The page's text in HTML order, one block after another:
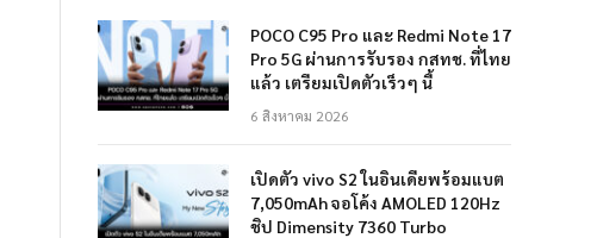
POCO C95 Pro และ Redmi Note 17
Pro 5G ผ่านการรับรอง กสทช. ที่ไทย
แล้ว เตรียมเปิดตัวเร็วๆ นี้
6 สิงหาคม 2026
เปิดตัว vivo S2 ในอินเดียพร้อมแบต
7,050mAh จอโค้ง AMOLED 120Hz
ชิป Dimensity 7360 Turbo